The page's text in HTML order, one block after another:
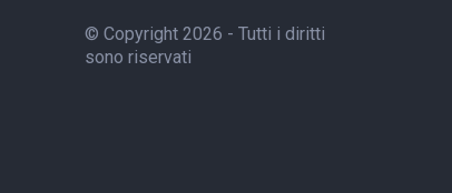
© Copyright 2026 - Tutti i diritti
sono riservati